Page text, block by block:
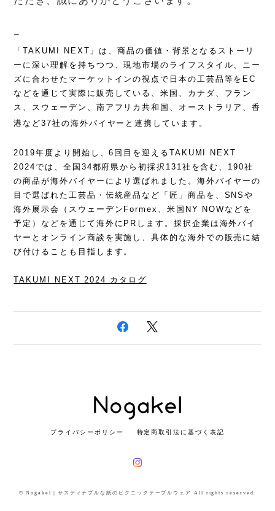
−
「TAKUMI NEXT」は、商品の価値・背景となるストーリ
ーに深い理解を持ちつつ、現地市場のライフスタイル、ニー
ズに合わせたマーケットインの視点で日本の工芸品等をEC
などを通じて実際に販売している、米国、カナダ、フラン
ス、スウェーデン、南アフリカ共和国、オーストラリア、香
港など37社の海外バイヤーと連携しています。
2019年度より開始し、6回目を迎えるTAKUMI NEXT
2024では、全国34都府県から初採択131社を含む、190社
の商品が海外バイヤーにより選ばれました。海外バイヤーの
目で選ばれた工芸品・伝統産品など「匠」商品を、SNSや
海外展示会（スウェーデンFormex、米国NY NOWなどを
予定）などを通じて海外にPRします。採択企業は海外バイ
ヤーとオンライン商談を実施し、具体的な海外での販売に結
び付けることも目指します。
TAKUMI NEXT 2024 カタログ
プライバシーポリシー 特定商取引法に基づく表記
© Nogakel｜サスティナブルな紙のピクニックテーブルウェア All rights reserved.